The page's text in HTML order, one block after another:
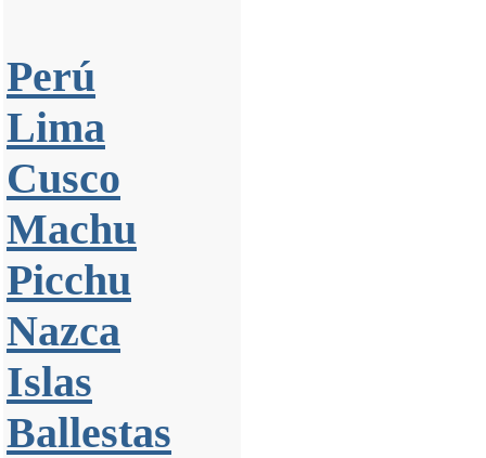
Perú
Lima
Cusco
Machu
Picchu
Nazca
Islas
Ballestas